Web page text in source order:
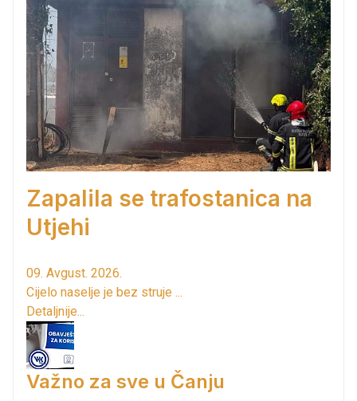
Zapalila se trafostanica na
Utjehi
09. Avgust. 2026.
Cijelo naselje je bez struje ...
Detaljnije...
Važno za sve u Čanju